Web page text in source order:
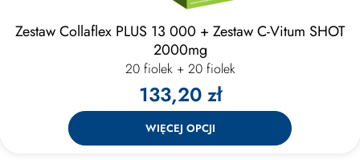
Zestaw Collaflex PLUS 13 000 + Zestaw C-Vitum SHOT
2000mg
20 fiolek + 20 fiolek
133,20 zł
WIĘCEJ OPCJI